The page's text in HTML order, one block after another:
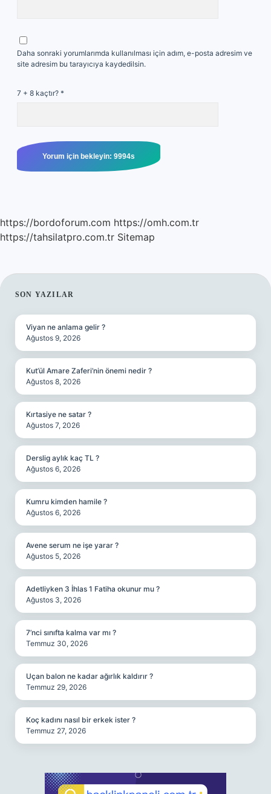
Daha sonraki yorumlarımda kullanılması için adım, e-posta adresim ve
site adresim bu tarayıcıya kaydedilsin.
7 + 8 kaçtır? *
https://bordoforum.com https://omh.com.tr
https://tahsilatpro.com.tr Sitemap
SIDEBAR
SON YAZILAR
Viyan ne anlama gelir ?
Ağustos 9, 2026
Kut’ül Amare Zaferi’nin önemi nedir ?
Ağustos 8, 2026
Kırtasiye ne satar ?
Ağustos 7, 2026
Derslig aylık kaç TL ?
Ağustos 6, 2026
Kumru kimden hamile ?
Ağustos 6, 2026
Avene serum ne işe yarar ?
Ağustos 5, 2026
Adetliyken 3 İhlas 1 Fatiha okunur mu ?
Ağustos 3, 2026
7’nci sınıfta kalma var mı ?
Temmuz 30, 2026
Uçan balon ne kadar ağırlık kaldırır ?
Temmuz 29, 2026
Koç kadını nasıl bir erkek ister ?
Temmuz 27, 2026